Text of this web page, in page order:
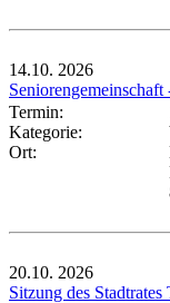
14.10. 2026
Termin:
Kategorie:
Ort:
20.10. 2026
Sitzung des Stadtrates